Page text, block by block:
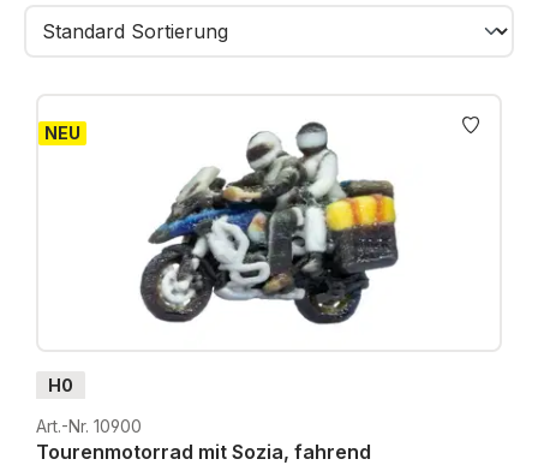
NEU
H0
Art.-Nr. 10900
Tourenmotorrad mit Sozia, fahrend